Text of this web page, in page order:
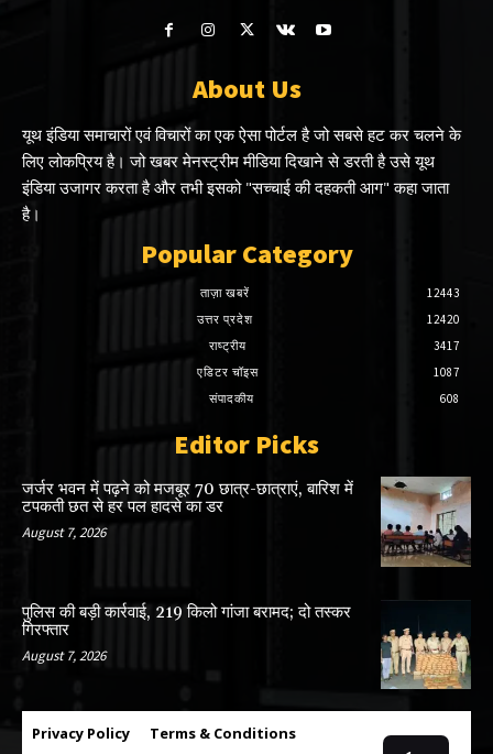
About Us
यूथ इंडिया समाचारों एवं विचारों का एक ऐसा पोर्टल है जो सबसे हट कर चलने के
लिए लोकप्रिय है। जो खबर मेनस्ट्रीम मीडिया दिखाने से डरती है उसे यूथ
इंडिया उजागर करता है और तभी इसको "सच्चाई की दहकती आग" कहा जाता
है।
Popular Category
ताज़ा खबरें
12443
उत्तर प्रदेश
12420
राष्ट्रीय
3417
एडिटर चॉइस
1087
संपादकीय
608
Editor Picks
जर्जर भवन में पढ़ने को मजबूर 70 छात्र-छात्राएं, बारिश में
टपकती छत से हर पल हादसे का डर
August 7, 2026
पुलिस की बड़ी कार्रवाई, 219 किलो गांजा बरामद; दो तस्कर
गिरफ्तार
August 7, 2026
Privacy Policy Terms & Conditions